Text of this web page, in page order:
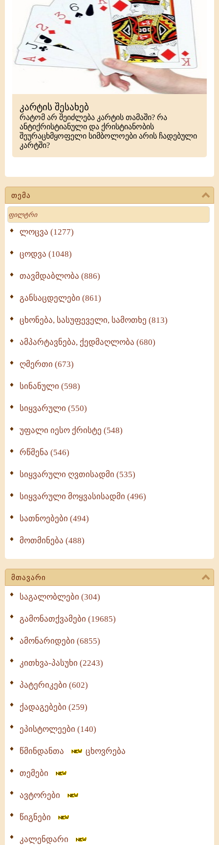
თემა
Search
ლოცვა (1277)
ცოდვა (1048)
თავმდაბლობა (886)
განსაცდელები (861)
ცხონება, სასუფეველი, სამოთხე (813)
ამპარტავნება, ქედმაღლობა (680)
ღმერთი (673)
სინანული (598)
სიყვარული (550)
უფალი იესო ქრისტე (548)
რწმენა (546)
სიყვარული ღვთისადმი (535)
სიყვარული მოყვასისადმი (496)
სათნოებები (494)
მოთმინება (488)
მთავარი
საგალობლები (304)
გამონათქვამები (19685)
ამონარიდები (6855)
კითხვა-პასუხი (2243)
პატერიკები (602)
ქადაგებები (259)
ეპისტოლეები (140)
წმინდანთა ცხოვრება
თემები
ავტორები
წიგნები
კალენდარი
კარტის შესახებ
რატომ არ შეიძლება კარტის თამაში? რა
ანტიქრისტიანული და ქრისტიანობის
შეურაცხმყოფელი სიმბოლოები არის ჩადებული
კარტში?